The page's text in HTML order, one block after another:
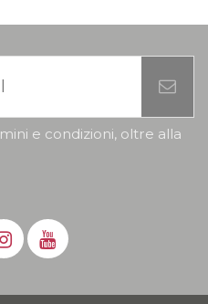
e condizioni, oltre alla